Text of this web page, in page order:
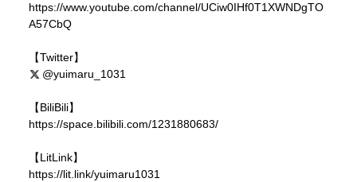
https://www.youtube.com/channel/UCiw0IHf0T1XWNDgTO
A57CbQ
【Twitter】
@yuimaru_1031
【BiliBili】
https://space.bilibili.com/1231880683/
【LitLink】
https://lit.link/yuimaru1031